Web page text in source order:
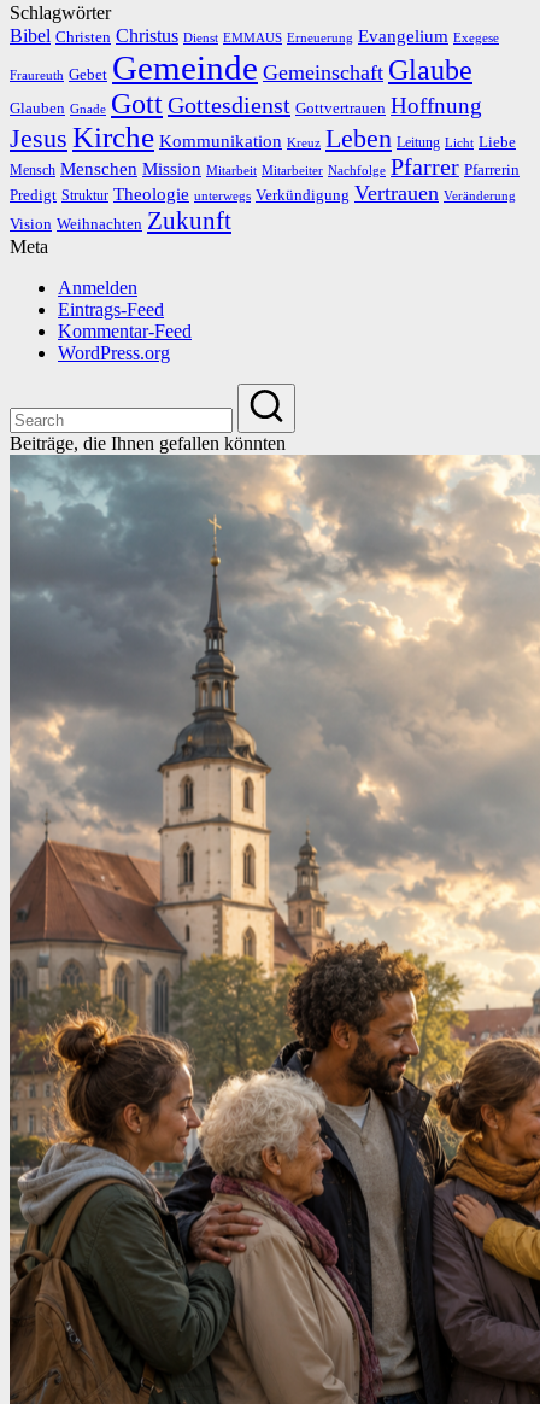
Schlagwörter
Bibel Christen Christus Dienst EMMAUS Erneuerung Evangelium Exegese
Fraureuth Gebet Gemeinde Gemeinschaft Glaube
Glauben Gnade GottGottesdienst Gottvertrauen Hoffnung
Jesus Kirche Kommunikation Kreuz Leben Leitung Licht Liebe
Mensch Menschen Mission Mitarbeit Mitarbeiter Nachfolge Pfarrer Pfarrerin
Predigt Struktur Theologie unterwegs Verkündigung Vertrauen Veränderung
Vision Weihnachten Zukunft
Meta
Anmelden
Eintrags-Feed
Kommentar-Feed
WordPress.org
Beiträge, die Ihnen gefallen könnten